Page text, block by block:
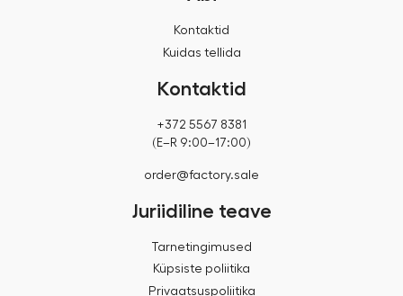
Kontaktid
Kuidas tellida
Kontaktid
+372 5567 8381
(E–R 9:00–17:00)
order@factory.sale
Juriidiline teave
Tarnetingimused
Küpsiste poliitika
Privaatsuspoliitika